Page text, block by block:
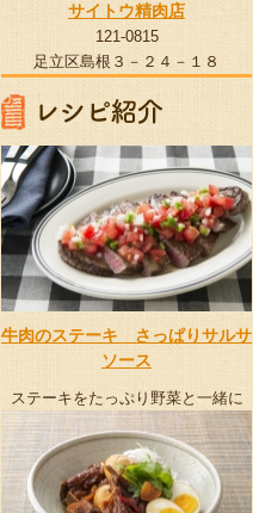
サイトウ精肉店
121-0815
足立区島根３－２４－１８
牛肉のステーキ さっぱりサルサ
ソース
ステーキをたっぷり野菜と一緒に